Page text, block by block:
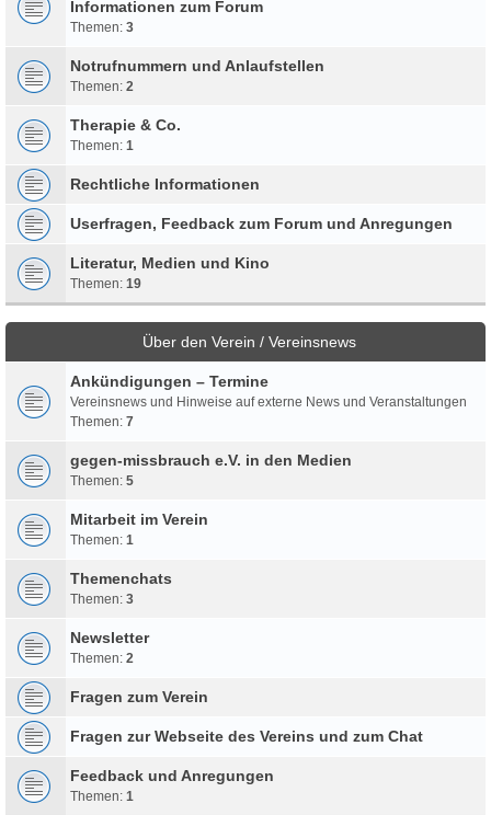
Informationen zum Forum
Themen: 3
Notrufnummern und Anlaufstellen
Themen: 2
Therapie & Co.
Themen: 1
Rechtliche Informationen
Userfragen, Feedback zum Forum und Anregungen
Literatur, Medien und Kino
Themen: 19
Über den Verein / Vereinsnews
Ankündigungen – Termine
Vereinsnews und Hinweise auf externe News und Veranstaltungen
Themen: 7
gegen-missbrauch e.V. in den Medien
Themen: 5
Mitarbeit im Verein
Themen: 1
Themenchats
Themen: 3
Newsletter
Themen: 2
Fragen zum Verein
Fragen zur Webseite des Vereins und zum Chat
Feedback und Anregungen
Themen: 1